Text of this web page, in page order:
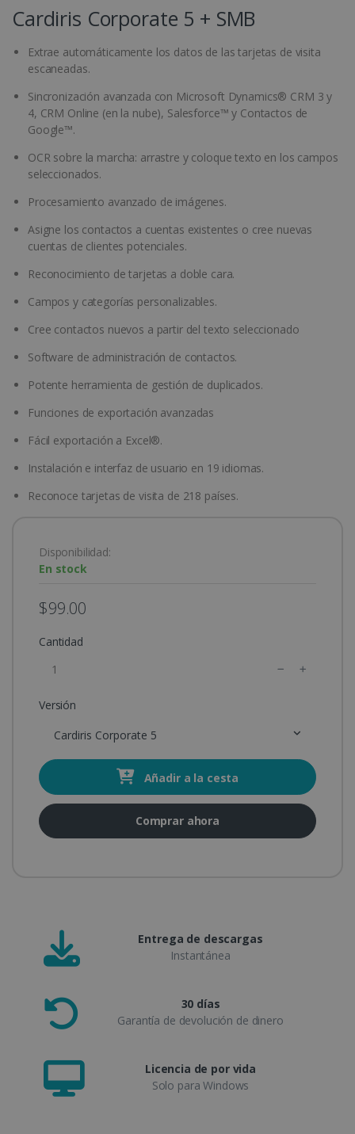
Cardiris Corporate 5 + SMB
Extrae automáticamente los datos de las tarjetas de visita
escaneadas.
Sincronización avanzada con Microsoft Dynamics® CRM 3 y
4, CRM Online (en la nube), Salesforce™ y Contactos de
Google™.
OCR sobre la marcha: arrastre y coloque texto en los campos
seleccionados.
Procesamiento avanzado de imágenes.
Asigne los contactos a cuentas existentes o cree nuevas
cuentas de clientes potenciales.
Reconocimiento de tarjetas a doble cara.
Campos y categorías personalizables.
Cree contactos nuevos a partir del texto seleccionado
Software de administración de contactos.
Potente herramienta de gestión de duplicados.
Funciones de exportación avanzadas
Fácil exportación a Excel®.
Instalación e interfaz de usuario en 19 idiomas.
Reconoce tarjetas de visita de 218 países.
Disponibilidad:
En stock
$99.00
Cantidad
Versión
Cardiris Corporate 5
Añadir a la cesta
Comprar ahora
Entrega de descargas
Instantánea
30 días
Garantía de devolución de dinero
Licencia de por vida
Solo para Windows